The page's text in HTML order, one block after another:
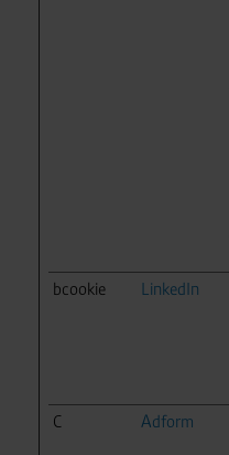
bcookie LinkedIn
C Adform